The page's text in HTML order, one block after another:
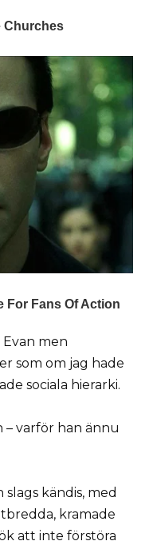
men
som om jag hade
sociala hierarki.
– varför han ännu
kändis, med
kramade
att inte förstöra